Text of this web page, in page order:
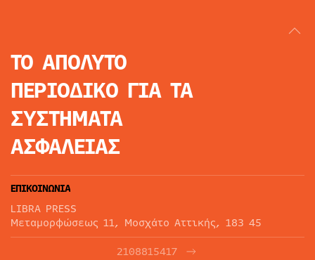
ΤΟ ΑΠΟΛΥΤΟ
ΠΕΡΙΟΔΙΚΟ ΓΙΑ ΤΑ
ΣΥΣΤΗΜΑΤΑ
ΑΣΦΑΛΕΙΑΣ
ΕΠΙΚΟΙΝΩΝΙΑ
LIBRA PRESS
Μεταμορφώσεως 11, Μοσχάτο Αττικής, 183 45
2108815417